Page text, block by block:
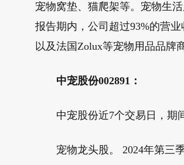
宠物窝垫、猫爬架等。宠物生
报告期内，公司超过93%的营
以及法国Zolux等宠物用品品牌商
中宠股份002891：
中宠股份近7个交易日，期间
宠物龙头股。 2024年第三季